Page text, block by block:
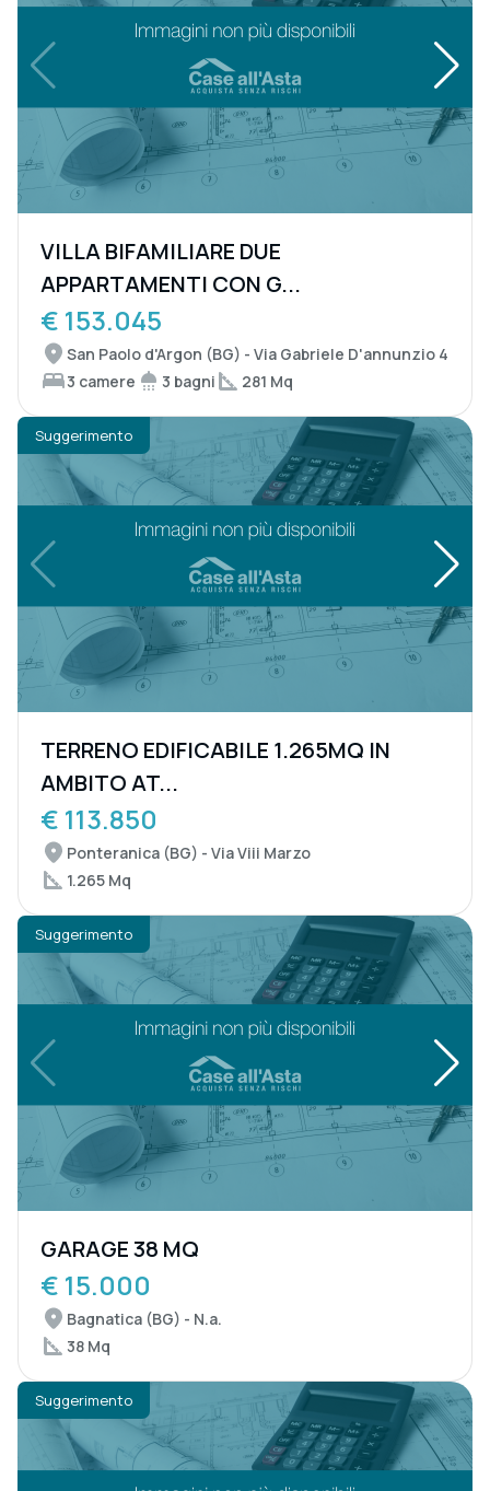
VILLA BIFAMILIARE DUE
APPARTAMENTI CON G...
€ 153.045
San Paolo d'Argon (BG) - Via Gabriele D'annunzio 4
3 camere
3 bagni 281 Mq
Suggerimento
TERRENO EDIFICABILE 1.265MQ IN
AMBITO AT...
€ 113.850
Ponteranica (BG) - Via Viii Marzo
1.265 Mq
Suggerimento
GARAGE 38 MQ
€ 15.000
Bagnatica (BG) - N.a.
38 Mq
Suggerimento